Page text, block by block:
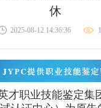
休
2025-08-12 14:36:36
才职业技能鉴定集